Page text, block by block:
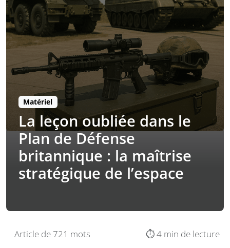
Matériel
La leçon oubliée dans le
Plan de Défense
britannique : la maîtrise
stratégique de l’espace
Article de 721 mots ⏱️ 4 min de lecture